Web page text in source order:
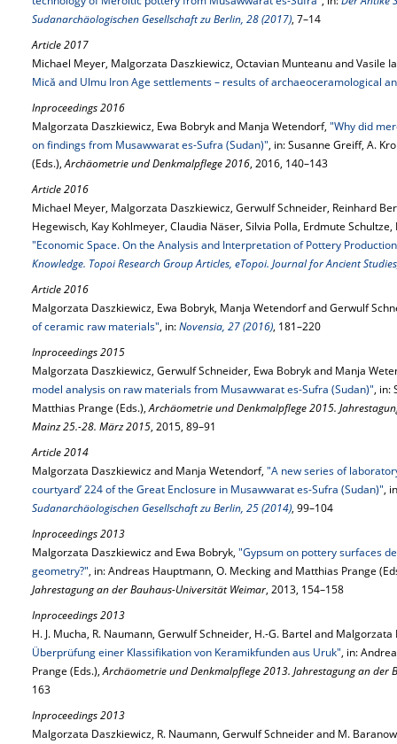
Sudanarchäologischen Gesellschaft zu Berlin, 28 (2017), 7–14
Article 2017
Michael Meyer, Malgorzata Daszkiewicz, Octavian Munteanu and Vasile
Mică and Ulmu Iron Age settlements – results of archaeoceramological
Inproceedings 2016
Malgorzata Daszkiewicz, Ewa Bobryk and Manja Wetendorf, "Why did
on findings from Musawwarat es-Sufra (Sudan)", in: Susanne Greiff, A.
(Eds.),Archäometrie und Denkmalpflege 2016, 2016, 140–143
Article 2016
Michael Meyer, Malgorzata Daszkiewicz, Gerwulf Schneider, Reinhard
Hegewisch, Kay Kohlmeyer, Claudia Näser, Silvia Polla, Erdmute
"Economic Space. On the Analysis and Interpretation of Pottery
Knowledge. Topoi Research Group Articles, eTopoi. Journal for Ancient
Article 2016
Malgorzata Daszkiewicz, Ewa Bobryk, Manja Wetendorf and Gerwulf
of ceramic raw materials", in:Novensia, 27 (2016), 181–220
Inproceedings 2015
Malgorzata Daszkiewicz, Gerwulf Schneider, Ewa Bobryk and Manja
model analysis on raw materials from Musawwarat es-Sufra (Sudan)", in:
Matthias Prange (Eds.),Archäometrie und Denkmalpflege 2015.
Mainz 25.-28. März 2015, 2015, 89–91
Article 2014
Malgorzata Daszkiewicz and Manja Wetendorf, "A new series of
courtyard’ 224 of the Great Enclosure in Musawwarat es-Sufra (Sudan)",
Sudanarchäologischen Gesellschaft zu Berlin, 25 (2014), 99–104
Inproceedings 2013
Malgorzata Daszkiewicz and Ewa Bobryk, "Gypsum on pottery surfaces
geometry?", in: Andreas Hauptmann, O. Mecking and Matthias Prange
Jahrestagung an der Bauhaus-Universität Weimar, 2013, 154–158
Inproceedings 2013
H. J. Mucha, R. Naumann, Gerwulf Schneider, H.-G. Bartel and
Überprüfung einer Klassifikation von Keramikfunden aus Uruk", in:
Prange (Eds.),Archäometrie und Denkmalpflege 2013. Jahrestagung an der
163
Inproceedings 2013
Malgorzata Daszkiewicz, R. Naumann, Gerwulf Schneider and M.